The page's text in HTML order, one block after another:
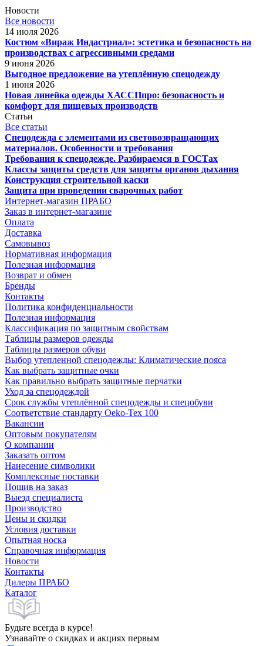
Новости
Все новости
14 июля 2026
Костюм «Вираж Индастриал»: эстетика и безопасность на
производствах с агрессивными средами
9 июня 2026
Выгодное предложение на утеплённую спецодежду
1 июня 2026
Новая линейка одежды ХАССПпро: безопасность и
комфорт для пищевых производств
Статьи
Все статьи
Спецодежда с элементами из световозвращающих
материалов. Особенности и требования
Требования к спецодежде. Разбираемся в ГОСТах
Классы защиты средств для защиты органов дыхания
Конструкция строительной каски
Защита при проведении сварочных работ
Интернет-магазин ПРАБО
Заказ в интернет-магазине
Оплата
Доставка
Самовывоз
Нормативная информация
Полезная информация
Возврат и обмен
Бренды
Контакты
Политика конфиденциальности
Полезная информация
Классификация по защитным свойствам
Таблицы размеров одежды
Таблицы размеров обуви
Выбор утепленной спецодежды: Климатические пояса
Как выбрать защитные очки
Как правильно выбрать защитные перчатки
Уход за спецодеждой
Срок службы утеплённой спецодежды и спецобуви
Соответствие стандарту Oeko-Tex 100
Вакансии
Оптовым покупателям
О компании
Заказать оптом
Нанесение символики
Комплексные поставки
Пошив на заказ
Выезд специалиста
Производство
Цены и скидки
Условия доставки
Опытная носка
Справочная информация
Новости
Контакты
Дилеры ПРАБО
Каталог
Будьте всегда в курсе!
Узнавайте о скидках и акциях первым